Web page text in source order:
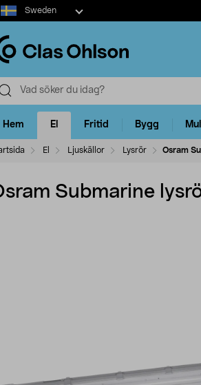
Sweden
Hem El Fritid Bygg
El Ljuskällor Lysrör Osram
Submarine